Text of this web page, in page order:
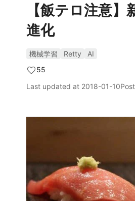
【飯テロ注意
進化
機械学習 Retty
AI
55
Last updated at 2018-01-10